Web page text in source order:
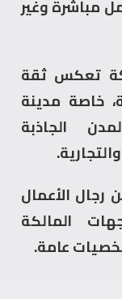
مباشرة وغير
تعكس ثقة
خاصة مدينة
الجاذبة
الأعمال
المالكة
عامة.